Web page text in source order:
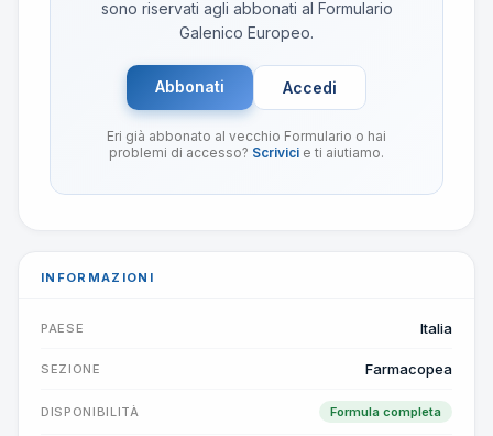
sono riservati agli abbonati al Formulario
Galenico Europeo.
Abbonati Accedi
Eri già abbonato al vecchio Formulario o hai
problemi di accesso? Scrivici e ti aiutiamo.
INFORMAZIONI
PAESE Italia
SEZIONE Farmacopea
DISPONIBILITÀ Formula completa